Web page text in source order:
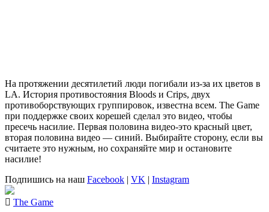
На протяжении десятилетий люди погибали из-за их цветов в
LA. История противостояния Bloods и Crips, двух
противоборствующих группировок, известна всем. The Game
при поддержке своих корешей сделал это видео, чтобы
пресечь насилие. Первая половина видео-это красный цвет,
вторая половина видео — синий. Выбирайте сторону, если вы
считаете это нужным, но сохраняйте мир и остановите
насилие!
Подпишись на наш Facebook | VK | Instagram
The Game